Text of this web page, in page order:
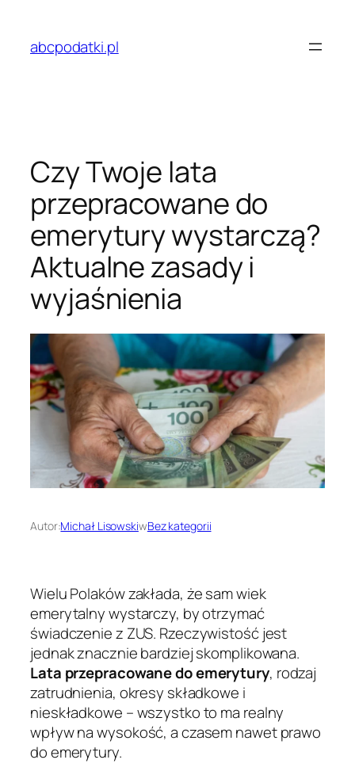
treściabcpodatki.pl
Czy Twoje lata
przepracowane do
emerytury wystarczą?
Aktualne zasady i
wyjaśnienia
Autor:Michał LisowskiwBez kategorii
Wielu Polaków zakłada, że sam wiek
emerytalny wystarczy, by otrzymać
świadczenie z ZUS. Rzeczywistość jest
jednak znacznie bardziej skomplikowana.
Lata przepracowane do emerytury, rodzaj
zatrudnienia, okresy składkowe i
nieskładkowe – wszystko to ma realny
wpływ na wysokość, a czasem nawet prawo
do emerytury.